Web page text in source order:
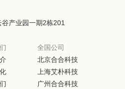
产业园一期2栋201
全国公司
北京合合科技
上海艾朴科技
广州合合科技